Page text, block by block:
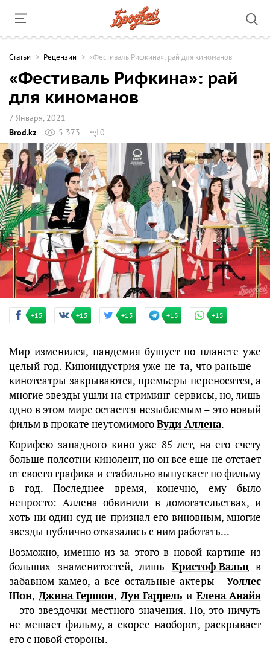
Cтатьи Рецензии «Фестиваль Рифкина»: рай для киноманов
«Фестиваль Рифкина»: рай
для киноманов
7 Января, 2021
Brod.kz
5 373 0
+15 +15 +15 +15 +15
Мир изменился, пандемия бушует по планете уже
целый год. Киноиндустрия уже не та, что раньше –
кинотеатры закрываются, премьеры переносятся, а
многие звезды ушли на стриминг-сервисы, но, лишь
одно в этом мире остается незыблемым – это новый
фильм в прокате неутомимогоВуди Аллена.
Корифею западного кино уже 85 лет, на его счету
больше полсотни кинолент, но он все еще не отстает
от своего графика и стабильно выпускает по фильму
в год. Последнее время, конечно, ему было
непросто: Аллена обвинили в домогательствах, и
хоть ни один суд не признал его виновным, многие
звезды публично отказались с ним работать...
Возможно, именно из-за этого в новой картине из
больших знаменитостей, лишь Кристоф Вальцв
забавном камео, а все остальные актеры - Уоллес
Шон, Джина Гершон, Луи Гаррель и Елена Анайя
– это звездочки местного значения. Но, это ничуть
не мешает фильму, а скорее наоборот, раскрывает
его с новой стороны.